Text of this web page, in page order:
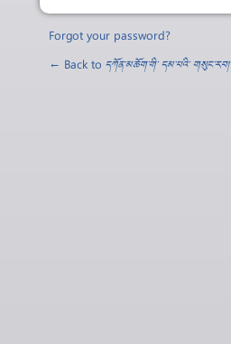
Forgot your password?
← Back to དཀོན་མཆོག་གི་ དམ་པའི་ གསུང་རབ།